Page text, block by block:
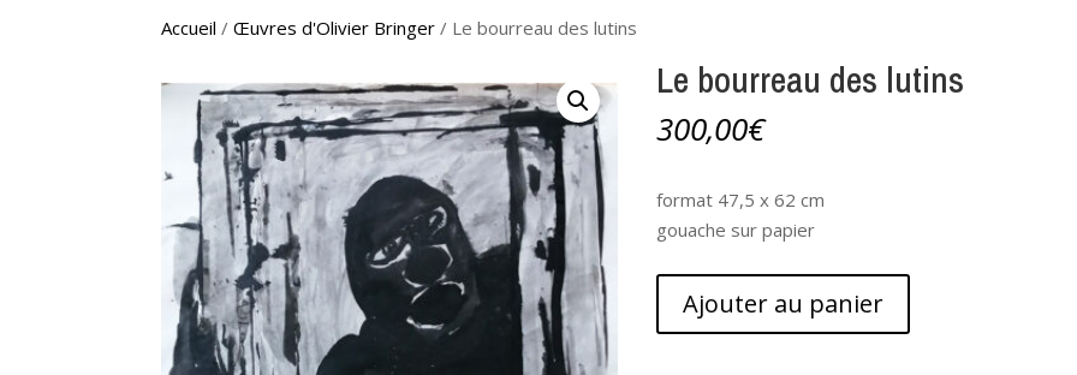
Accueil /Œuvres d'Olivier Bringer / Le bourreau des lutins
Le bourreau des lutins
300,00€
format 47,5 x 62 cm
gouache sur papier
Ajouter au panier